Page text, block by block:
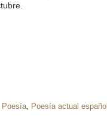
Poesía, Poesía actual